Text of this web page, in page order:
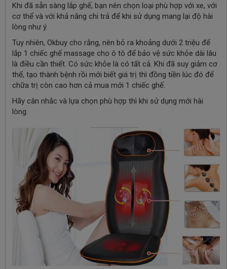
Khi đã sẵn sàng lắp ghế, bạn nên chọn loại phù hợp với xe, với
cơ thể và với khả năng chi trả để khi sử dụng mang lại độ hài
lòng như ý.
Tuy nhiên, Okbuy cho rằng, nên bỏ ra khoảng dưới 2 triệu để
lắp 1 chiếc ghế massage cho ô tô để bảo vệ sức khỏe dài lâu
là điều cần thiết. Có sức khỏe là có tất cả. Khi đã suy giảm cơ
thể, tạo thành bệnh rồi mới biết giá trị thì đồng tiền lúc đó để
chữa trị còn cao hơn cả mua mới 1 chiếc ghế.
Hãy cân nhắc và lựa chọn phù hợp thì khi sử dụng mới hài
lòng.